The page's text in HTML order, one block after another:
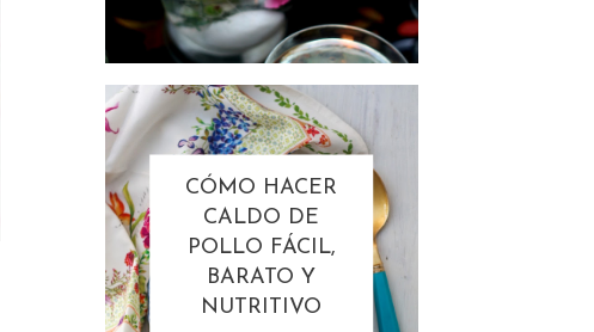
CÓMO HACER
CALDO DE
POLLO FÁCIL,
BARATO Y
NUTRITIVO